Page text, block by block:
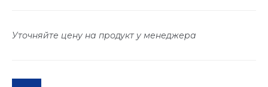
Уточняйте цену на продукт у менеджера